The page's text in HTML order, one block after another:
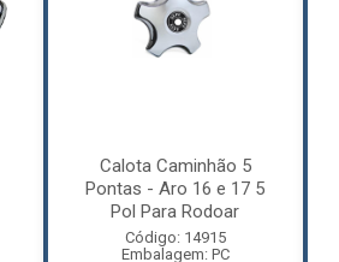
Calota Caminhão 5
Pontas - Aro 16 e 17 5
Pol Para Rodoar
Código: 14915
Embalagem: PC